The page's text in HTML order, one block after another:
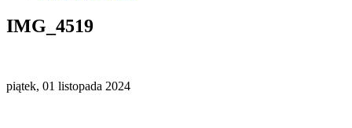
IMG_4519
piątek, 01 listopada 2024